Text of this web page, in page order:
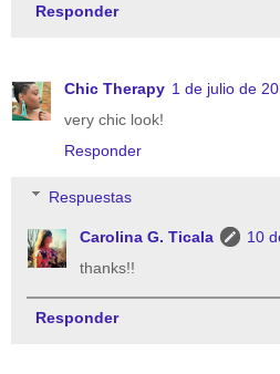
Responder
Chic Therapy 1 de julio de
very chic look!
Responder
Respuestas
Carolina G. Ticala
10
thanks!!
Responder